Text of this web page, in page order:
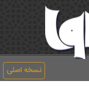
نسخه اصلی